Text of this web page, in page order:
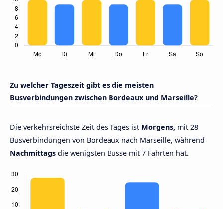
Zu welcher Tageszeit gibt es die meisten
Busverbindungen zwischen Bordeaux und Marseille?
Die verkehrsreichste Zeit des Tages ist Morgens, mit 28
Busverbindungen von Bordeaux nach Marseille, während
Nachmittags die wenigsten Busse mit 7 Fahrten hat.